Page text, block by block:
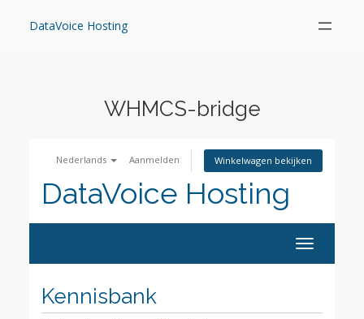
DataVoice Hosting
WHMCS-bridge
Nederlands Aanmelden Winkelwagen bekijken
DataVoice Hosting
Toggle
navigation
Kennisbank